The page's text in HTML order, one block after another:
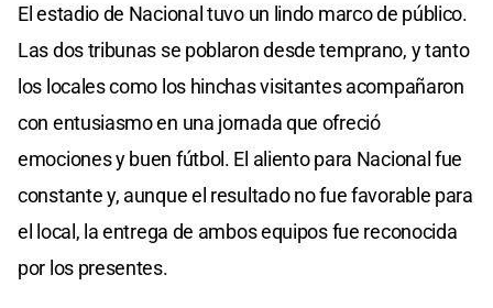
El estadio de Nacional tuvo un lindo marco de público.
Las dos tribunas se poblaron desde temprano, y tanto
los locales como los hinchas visitantes acompañaron
con entusiasmo en una jornada que ofreció
emociones y buen fútbol. El aliento para Nacional fue
constante y, aunque el resultado no fue favorable para
el local, la entrega de ambos equipos fue reconocida
por los presentes.